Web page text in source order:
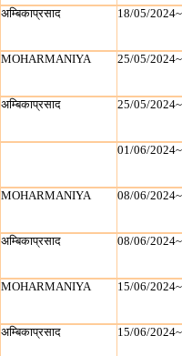
अम्बिकाप्रसाद 18/05/
MOHARMANIYA 25/05/
अम्बिकाप्रसाद 25/05/
01/06/
MOHARMANIYA 08/06/
अम्बिकाप्रसाद 08/06/
MOHARMANIYA 15/06/
अम्बिकाप्रसाद 15/06/